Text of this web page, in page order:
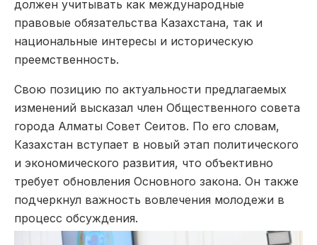
должен учитывать как международные
правовые обязательства Казахстана, так и
национальные интересы и историческую
преемственность.
Свою позицию по актуальности предлагаемых
изменений высказал член Общественного совета
города Алматы Совет Сеитов. По его словам,
Казахстан вступает в новый этап политического
и экономического развития, что объективно
требует обновления Основного закона. Он также
подчеркнул важность вовлечения молодежи в
процесс обсуждения.